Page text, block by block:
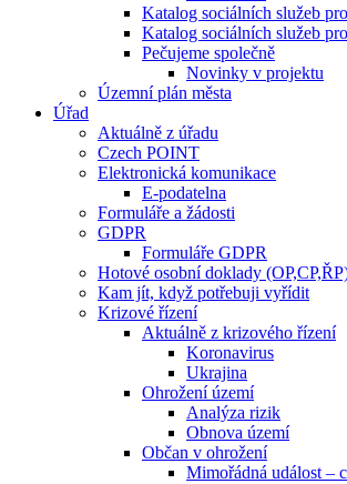
Katalog sociálních služeb
Katalog sociálních služeb
Pečujeme společně
Novinky v projektu
Územní plán města
Úřad
Aktuálně z úřadu
Czech POINT
Elektronická komunikace
E-podatelna
Formuláře a žádosti
GDPR
Formuláře GDPR
Hotové osobní doklady
Kam jít, když potřebuji vyřídit
Krizové řízení
Aktuálně z krizového řízení
Koronavirus
Ukrajina
Ohrožení území
Analýza rizik
Obnova území
Občan v ohrožení
Mimořádná událost –